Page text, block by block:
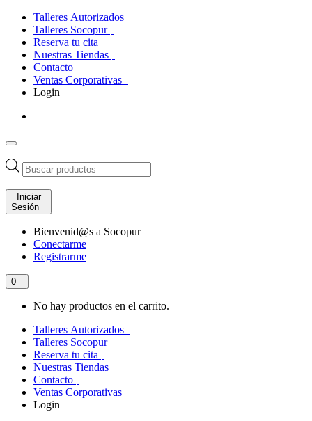
Talleres Autorizados
Talleres Socopur
Reserva tu cita
Nuestras Tiendas
Contacto
Ventas Corporativas
Login
Búsqueda
de
productos
Iniciar
Sesión
Bienvenid@s a Socopur
Conectarme
Registrarme
0
No hay productos en el carrito.
Talleres Autorizados
Talleres Socopur
Reserva tu cita
Nuestras Tiendas
Contacto
Ventas Corporativas
Login